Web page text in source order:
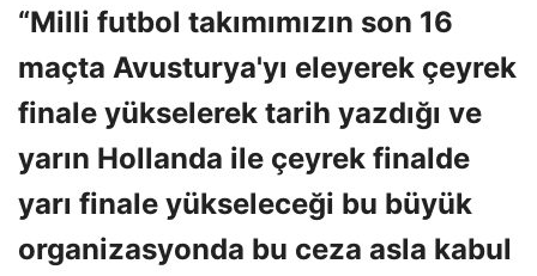
“Milli futbol takımımızın son 16
maçta Avusturya'yı eleyerek çeyrek
finale yükselerek tarih yazdığı ve
yarın Hollanda ile çeyrek finalde
yarı finale yükseleceği bu büyük
organizasyonda bu ceza asla kabul